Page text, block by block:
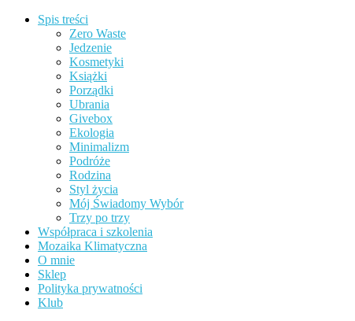
Spis treści
Zero Waste
Jedzenie
Kosmetyki
Książki
Porządki
Ubrania
Givebox
Ekologia
Minimalizm
Podróże
Rodzina
Styl życia
Mój Świadomy Wybór
Trzy po trzy
Współpraca i szkolenia
Mozaika Klimatyczna
O mnie
Sklep
Polityka prywatności
Klub